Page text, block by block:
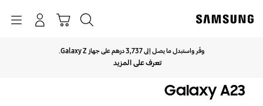
وفّر واستبدل ما يصل إلى 3,737 درهم على جهاز Galaxy Z.
تعرف على المزيد
Galaxy A23